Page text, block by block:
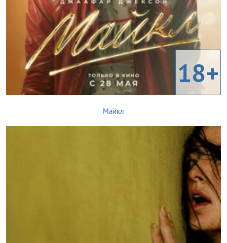
18+
Майкл